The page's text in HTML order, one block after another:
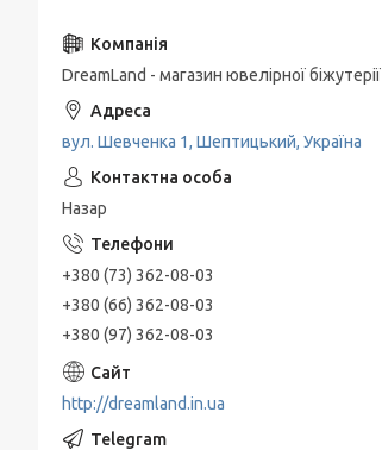
DreamLand - магазин ювелірної біжутерії
вул. Шевченка 1, Шептицький, Україна
Назар
+380 (73) 362-08-03
+380 (66) 362-08-03
+380 (97) 362-08-03
http://dreamland.in.ua